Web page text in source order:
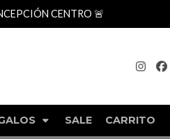
SALE CARRITO
CENTRO 🚨